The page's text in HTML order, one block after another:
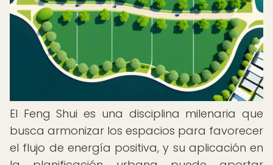
El Feng Shui es una disciplina milenaria que
busca armonizar los espacios para favorecer
el flujo de energía positiva, y su aplicación en